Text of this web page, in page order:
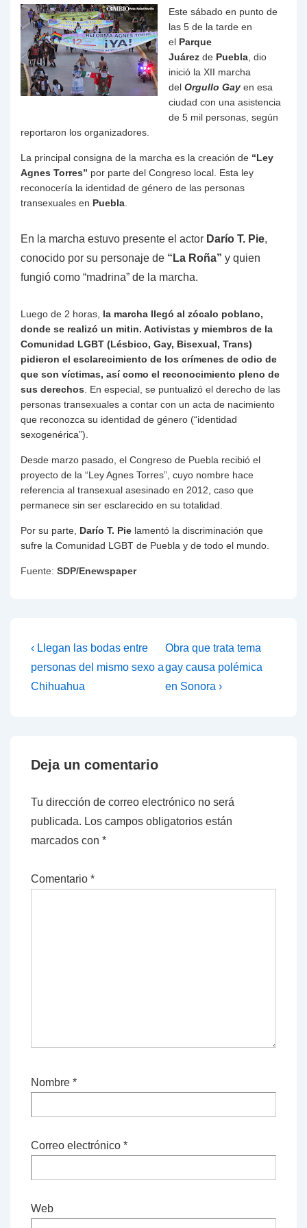
Este sábado en punto de
las 5 de la tarde en
el Parque
Juárez de Puebla, dio
inició la XII marcha
del Orgullo Gay en esa
ciudad con una asistencia
de 5 mil personas, según
reportaron los organizadores.
La principal consigna de la marcha es la creación de “Ley
Agnes Torres” por parte del Congreso local. Esta ley
reconocería la identidad de género de las personas
transexuales en Puebla.
En la marcha estuvo presente el actor Darío T. Pie,
conocido por su personaje de “La Roña” y quien
fungió como “madrina” de la marcha.
Luego de 2 horas, la marcha llegó al zócalo poblano,
donde se realizó un mitin. Activistas y miembros de la
Comunidad LGBT (Lésbico, Gay, Bisexual, Trans)
pidieron el esclarecimiento de los crímenes de odio de
que son víctimas, así como el reconocimiento pleno de
sus derechos. En especial, se puntualizó el derecho de las
personas transexuales a contar con un acta de nacimiento
que reconozca su identidad de género (“identidad
sexogenérica”).
Desde marzo pasado, el Congreso de Puebla recibió el
proyecto de la “Ley Agnes Torres”, cuyo nombre hace
referencia al transexual asesinado en 2012, caso que
permanece sin ser esclarecido en su totalidad.
Por su parte, Darío T. Pie lamentó la discriminación que
sufre la Comunidad LGBT de Puebla y de todo el mundo.
Fuente: SDP/Enewspaper
Navegación
de
entradas
La
entrada
anterior
‹ Llegan las bodas entre
personas del mismo sexo a
Chihuahua
La
entrada
siguiente
Obra que trata tema
gay causa polémica
en Sonora ›
Deja un comentario
Tu dirección de correo electrónico no será
publicada. Los campos obligatorios están
marcados con *
Comentario *
Nombre *
Correo electrónico *
Web